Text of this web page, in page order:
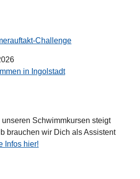
Challenge
in Ingolstadt
Schwimmkursen steigt
brauchen wir Dich als Assistent
Infos hier!